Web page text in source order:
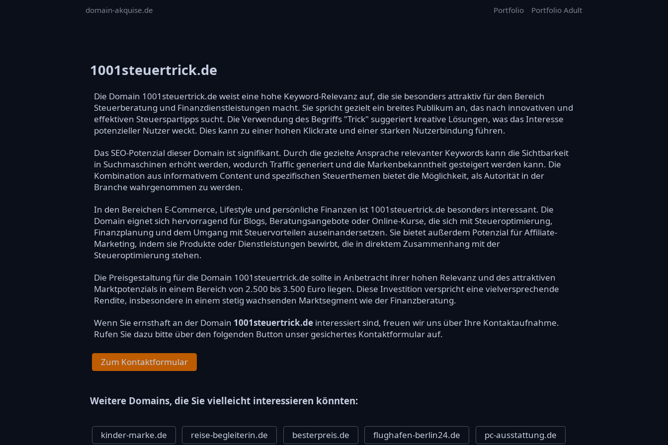
domain-akquise.de Portfolio Portfolio Adult
1001steuertrick.de
Die Domain 1001steuertrick.de weist eine hohe Keyword-Relevanz auf, die sie besonders attraktiv für den Bereich
Steuerberatung und Finanzdienstleistungen macht. Sie spricht gezielt ein breites Publikum an, das nach innovativen und
effektiven Steuerspartipps sucht. Die Verwendung des Begriffs "Trick" suggeriert kreative Lösungen, was das Interesse
potenzieller Nutzer weckt. Dies kann zu einer hohen Klickrate und einer starken Nutzerbindung führen.
Das SEO-Potenzial dieser Domain ist signifikant. Durch die gezielte Ansprache relevanter Keywords kann die Sichtbarkeit
in Suchmaschinen erhöht werden, wodurch Traffic generiert und die Markenbekanntheit gesteigert werden kann. Die
Kombination aus informativem Content und spezifischen Steuerthemen bietet die Möglichkeit, als Autorität in der
Branche wahrgenommen zu werden.
In den Bereichen E-Commerce, Lifestyle und persönliche Finanzen ist 1001steuertrick.de besonders interessant. Die
Domain eignet sich hervorragend für Blogs, Beratungsangebote oder Online-Kurse, die sich mit Steueroptimierung,
Finanzplanung und dem Umgang mit Steuervorteilen auseinandersetzen. Sie bietet außerdem Potenzial für Affiliate-
Marketing, indem sie Produkte oder Dienstleistungen bewirbt, die in direktem Zusammenhang mit der
Steueroptimierung stehen.
Die Preisgestaltung für die Domain 1001steuertrick.de sollte in Anbetracht ihrer hohen Relevanz und des attraktiven
Marktpotenzials in einem Bereich von 2.500 bis 3.500 Euro liegen. Diese Investition verspricht eine vielversprechende
Rendite, insbesondere in einem stetig wachsenden Marktsegment wie der Finanzberatung.
Wenn Sie ernsthaft an der Domain 1001steuertrick.de interessiert sind, freuen wir uns über Ihre Kontaktaufnahme.
Rufen Sie dazu bitte über den folgenden Button unser gesichertes Kontaktformular auf.
Zum Kontaktformular
Weitere Domains, die Sie vielleicht interessieren könnten:
kinder-marke.de reise-begleiterin.de besterpreis.de flughafen-berlin24.de pc-ausstattung.de